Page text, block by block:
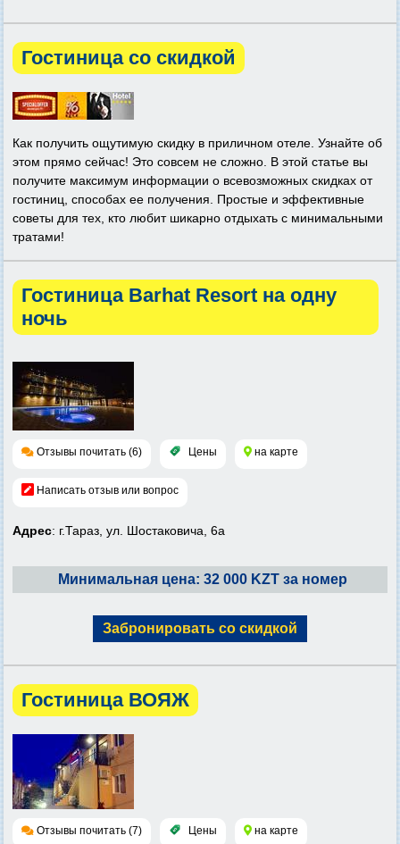
Гостиница со скидкой
Как получить ощутимую скидку в приличном отеле. Узнайте об
этом прямо сейчас! Это совсем не сложно. В этой статье вы
получите максимум информации о всевозможных скидках от
гостиниц, способах ее получения. Простые и эффективные
советы для тех, кто любит шикарно отдыхать с минимальными
тратами!
Гостиница Barhat Resort на одну
ночь
Отзывы почитать (6) Цены на карте
Написать отзыв или вопрос
Адрес: г.Тараз, ул. Шостаковича, 6а
Минимальная цена: 32 000 KZT за номер
Забронировать со скидкой
Гостиница ВОЯЖ
Отзывы почитать (7) Цены на карте